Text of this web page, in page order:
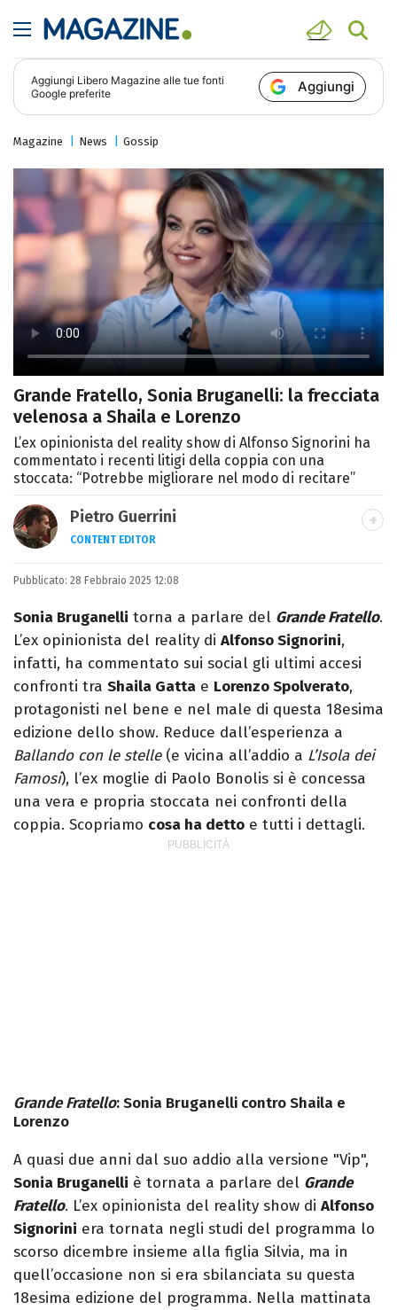
Aggiungi Libero Magazine alle tue fonti
Google preferite
Aggiungi
Magazine News Gossip
Grande Fratello, Sonia Bruganelli: la frecciata
velenosa a Shaila e Lorenzo
L’ex opinionista del reality show di Alfonso Signorini ha
commentato i recenti litigi della coppia con una
stoccata: “Potrebbe migliorare nel modo di recitare”
Pietro Guerrini
CONTENT EDITOR
Laurea in Lettere, smania di viaggi e
Pixar).
Pubblicato: 28 Febbraio 2025 12:08
Sonia Bruganelli torna a parlare del Grande Fratello.
L’ex opinionista del reality di Alfonso Signorini,
infatti, ha commentato sui social gli ultimi accesi
confronti tra Shaila Gatta e Lorenzo Spolverato,
protagonisti nel bene e nel male di questa 18esima
edizione dello show. Reduce dall’esperienza a
Ballando con le stelle(e vicina all’addio a L’Isola dei
Famosi), l’ex moglie di Paolo Bonolis si è concessa
una vera e propria stoccata nei confronti della
coppia. Scopriamo cosa ha detto e tutti i dettagli.
Grande Fratello: Sonia Bruganelli contro Shaila e
Lorenzo
A quasi due anni dal suo addio alla versione "Vip",
Sonia Bruganelli è tornata a parlare del Grande
Fratello. L’ex opinionista del reality show di Alfonso
Signorini era tornata negli studi del programma lo
scorso dicembre insieme alla figlia Silvia, ma in
quell’occasione non si era sbilanciata su questa
18esima edizione del programma. Nella mattinata